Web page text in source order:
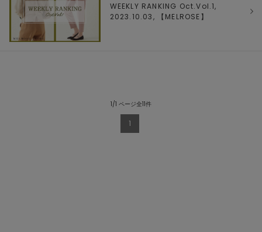
WEEKLY RANKING Oct.Vol.1,
2023.10.03, 【 MELROSE 】
1/1 ページ全11件
1